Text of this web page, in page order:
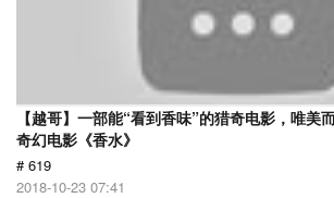
【越哥】一部能“看到香味”的猎奇电影，唯美
奇幻电影《香水》
# 619
2018-10-23 07:41